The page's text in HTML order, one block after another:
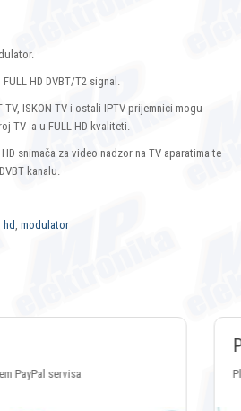
HD DVBT/T2 signal.
TV, ISKON TV i ostali IPTV prijemnici mogu
TV -a u FULL HD kvaliteti.
snimača za video nadzor na TV aparatima te
kanalu.
hd, modulator
valutama
vrsta Crypto valuta